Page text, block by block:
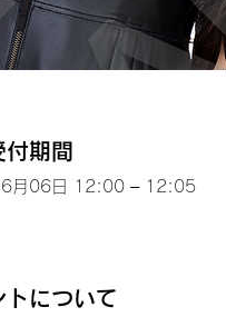
付期間
月06日 12:00 – 12:05
トについて